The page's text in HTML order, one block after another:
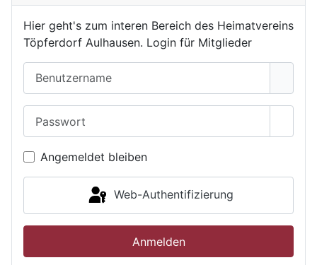
Hier geht's zum interen Bereich des Heimatvereins
Töpferdorf Aulhausen. Login für Mitglieder
Angemeldet bleiben
Web-Authentifizierung
Anmelden